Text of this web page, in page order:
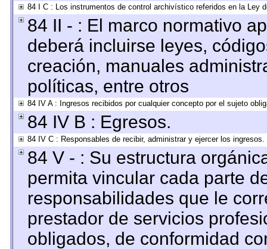
84 I C : Los instrumentos de control archivístico referidos en la Ley
84 II - : El marco normativo
deberá incluirse leyes,
creación, manuales
políticas, entre otros
84 IV A : Ingresos recibidos por cualquier concepto por el sujeto
84 IV B : Egresos.
84 IV C : Responsables de recibir, administrar y ejercer los ingresos.
84 V - : Su estructura
permita vincular cada parte
responsabilidades que le
prestador de servicios
obligados, de conformidad